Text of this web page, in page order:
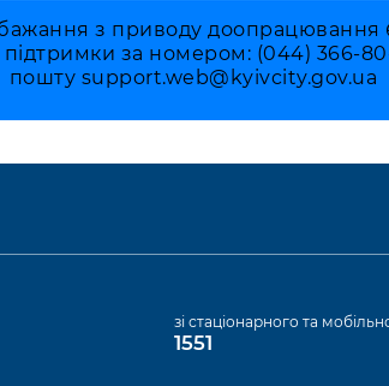
з приводу доопрацювання
підтримки за номером: (044) 366-
пошту support.web@kyivcity.gov.ua
зі стаціонарного та
1551